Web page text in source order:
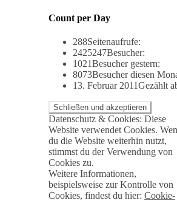
Count per Day
288Seitenaufrufe:
2425247Besucher:
1021Besucher gestern:
8073Besucher diesen
13. Februar 2011Gezählt
Datenschutz & Cookies: Diese
Website verwendet Cookies.
du die Website weiterhin nutzt,
stimmst du der Verwendung von
Cookies zu.
Weitere Informationen,
beispielsweise zur Kontrolle von
Cookies, findest du hier: Cookie-